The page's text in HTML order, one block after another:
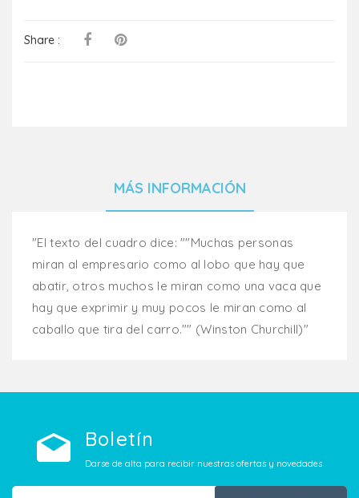
Share :
MÁS INFORMACIÓN
"El texto del cuadro dice: ""Muchas personas
miran al empresario como al lobo que hay que
abatir, otros muchos le miran como una vaca que
hay que exprimir y muy pocos le miran como al
caballo que tira del carro."" (Winston Churchill)"
Boletín
Darse de alta para recibir nuestras ofertas y novedades